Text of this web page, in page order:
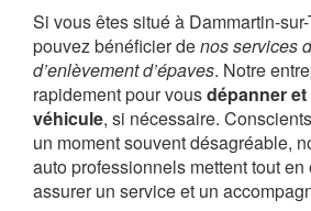
Si vous êtes situé à Dammartin-
pouvez bénéficier denos services
d’enlèvement d’épaves. Notre
rapidement pour vousdépanner
véhicule, si nécessaire.
un moment souvent désagréable,
auto professionnels mettent tout
assurer un service et un